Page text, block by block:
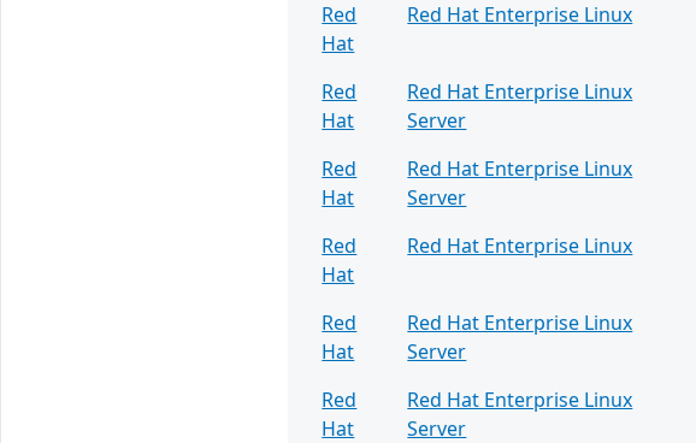
Red
Hat
Red Hat Enterprise Linux
Red
Hat
Red Hat Enterprise Linux
Server
Red
Hat
Red Hat Enterprise Linux
Server
Red
Hat
Red Hat Enterprise Linux
Red
Hat
Red Hat Enterprise Linux
Server
Red
Hat
Red Hat Enterprise Linux
Server